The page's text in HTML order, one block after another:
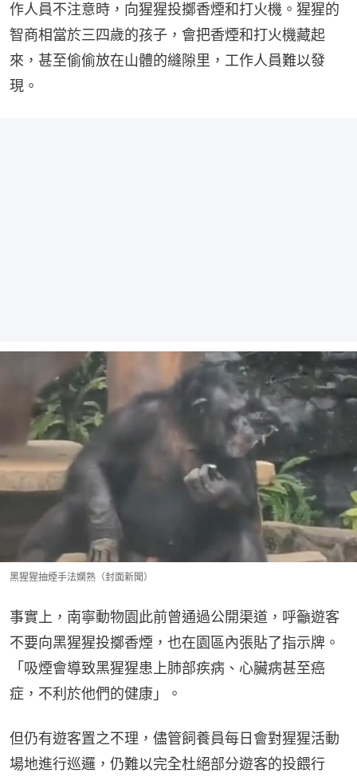
作人員不注意時，向猩猩投擲香煙和打火機。猩猩的
智商相當於三四歲的孩子，會把香煙和打火機藏起
來，甚至偷偷放在山體的縫隙里，工作人員難以發
現。
黑猩猩抽煙手法嫻熟（封面新聞）
事實上，南寧動物園此前曾通過公開渠道，呼籲遊客
不要向黑猩猩投擲香煙，也在園區內張貼了指示牌。
「吸煙會導致黑猩猩患上肺部疾病、心臟病甚至癌
症，不利於他們的健康」。
但仍有遊客置之不理，儘管飼養員每日會對猩猩活動
場地進行巡邏，仍難以完全杜絕部分遊客的投餵行